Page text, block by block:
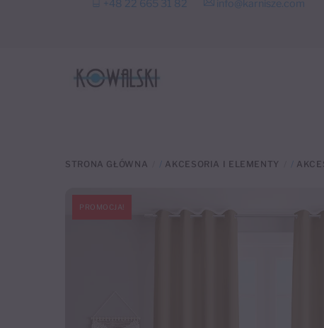
+48 22 665 31 82 info@karnisze.com
STRONA GŁÓWNA / AKCESORIA I ELEMENTY /
PROMOCJA!